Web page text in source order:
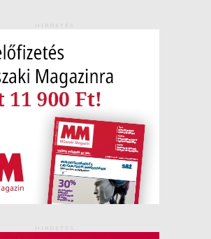
HIRDETÉS
HIRDETÉS